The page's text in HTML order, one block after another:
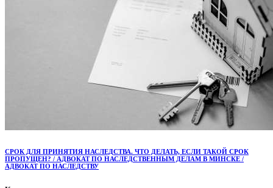
СРОК ДЛЯ ПРИНЯТИЯ НАСЛЕДСТВА. ЧТО ДЕЛАТЬ, ЕСЛИ ТАКОЙ СРОК
ПРОПУЩЕН? / АДВОКАТ ПО НАСЛЕДСТВЕННЫМ ДЕЛАМ В МИНСКЕ /
АДВОКАТ ПО НАСЛЕДСТВУ